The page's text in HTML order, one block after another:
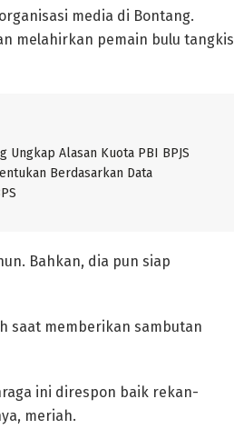
media di Bontang.
melahirkan pemain bulu tangkis
Ungkap Alasan Kuota PBI BPJS
Berdasarkan Data
Bahkan, dia pun siap
saat memberikan sambutan
ini direspon baik rekan-
meriah.